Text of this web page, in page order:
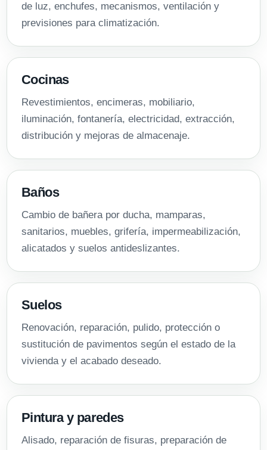
de luz, enchufes, mecanismos, ventilación y
previsiones para climatización.
Cocinas
Revestimientos, encimeras, mobiliario,
iluminación, fontanería, electricidad, extracción,
distribución y mejoras de almacenaje.
Baños
Cambio de bañera por ducha, mamparas,
sanitarios, muebles, grifería, impermeabilización,
alicatados y suelos antideslizantes.
Suelos
Renovación, reparación, pulido, protección o
sustitución de pavimentos según el estado de la
vivienda y el acabado deseado.
Pintura y paredes
Alisado, reparación de fisuras, preparación de